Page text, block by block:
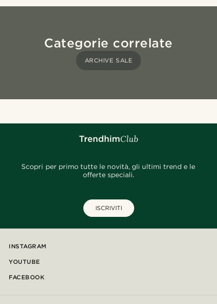
Categorie correlate
ARCHIVE SALE
Scopri per primo tutte le novità, gli ultimi trend e le
offerte speciali.
ISCRIVITI
INSTAGRAM
YOUTUBE
FACEBOOK